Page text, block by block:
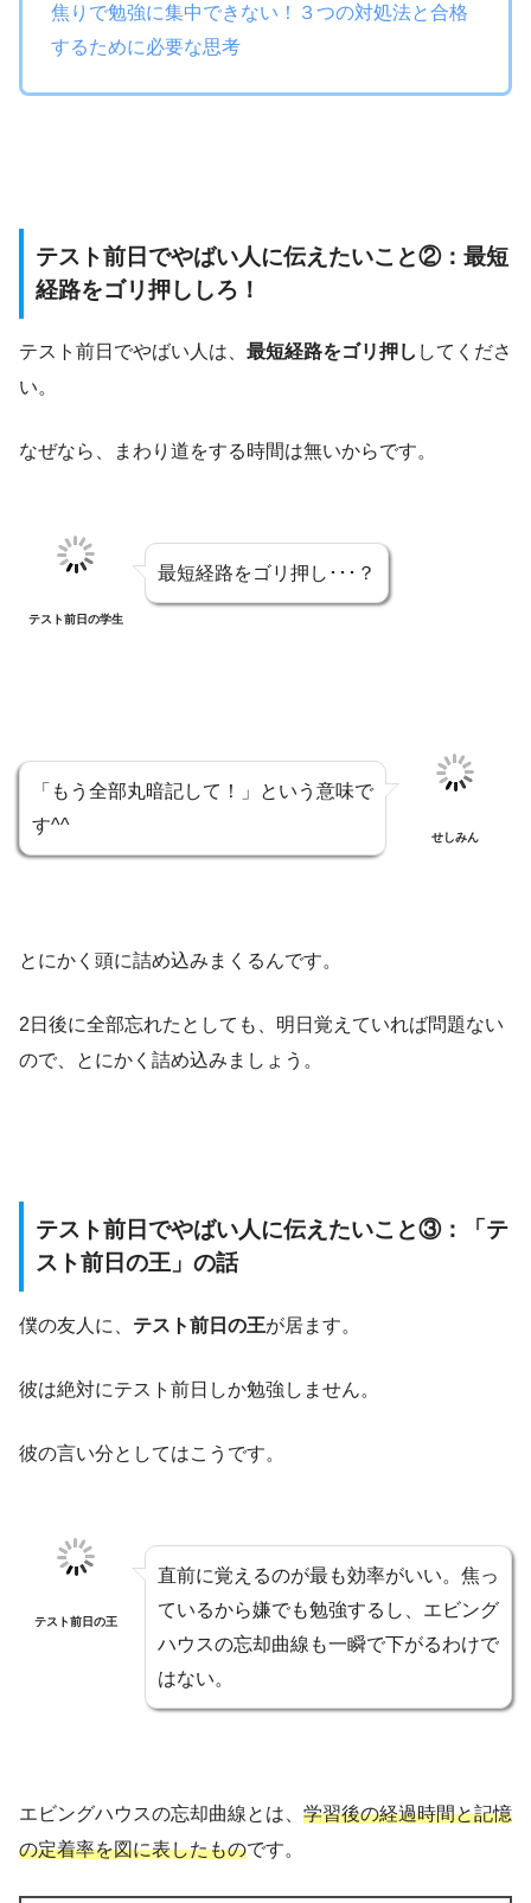
焦りで勉強に集中できない！３つの対処法と合格
するために必要な思考
テスト前日でやばい人に伝えたいこと②：最短
経路をゴリ押ししろ！
テスト前日でやばい人は、 最短経路をゴリ押し してくださ
い。
なぜなら、まわり道をする時間は無いからです。
テスト前日の学生
最短経路をゴリ押し･･･？
「もう全部丸暗記して！」という意味で
す^^
せしみん
とにかく頭に詰め込みまくるんです。
2日後に全部忘れたとしても、明日覚えていれば問題ない
ので、とにかく詰め込みましょう。
テスト前日でやばい人に伝えたいこと③：「テ
スト前日の王」の話
僕の友人に、 テスト前日の王が居ます。
彼は絶対にテスト前日しか勉強しません。
彼の言い分としてはこうです。
テスト前日の王
直前に覚えるのが最も効率がいい。焦っ
ているから嫌でも勉強するし、エビング
ハウスの忘却曲線も一瞬で下がるわけで
はない。
エビングハウスの忘却曲線とは、 学習後の経過時間と記憶
の定着率を図に表したものです。